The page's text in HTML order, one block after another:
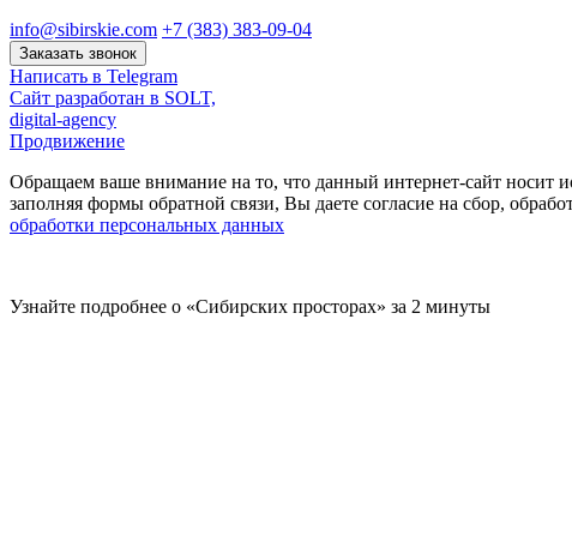
info@sibirskie.com +7 (383) 383-09-04
Заказать звонок
Написать в Telegram
Сайт разработан в SOLT,
digital-agency
Продвижение
Обращаем ваше внимание на то, что данный интернет-сайт носит
заполняя формы обратной связи, Вы даете согласие на сбор,
обработки персональных данных
Узнайте подробнее о «Сибирских просторах» за 2 минуты